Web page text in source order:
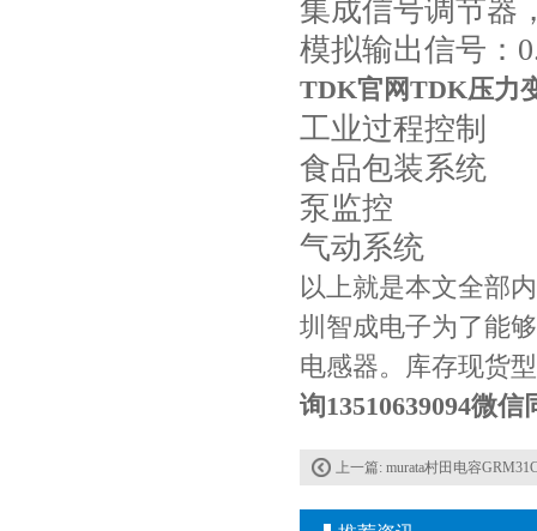
集成信号调节器
模拟输出信号：
TDK官网TDK压力
工业过程控制
食品包装系统
泵监控
气动系统
以上就是本文全部
圳智成电子为了能
电感器。库存现货
询13510639094微信
上一篇: murata村田电容